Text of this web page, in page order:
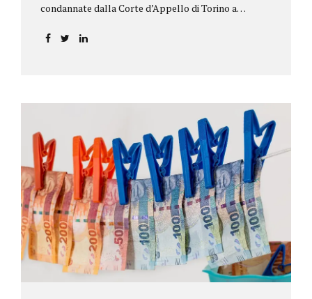
condannate dalla Corte d’Appello di Torino a
per oltre 193.000,00 euro: la sentenza ribalta la
causa di una modifica dei rendimenti risalente al 1986,
precedente alla loro sottoscrizione, e di un timbro
che Poste aveva messo sopra la tabella, la quale
riportava un generico...